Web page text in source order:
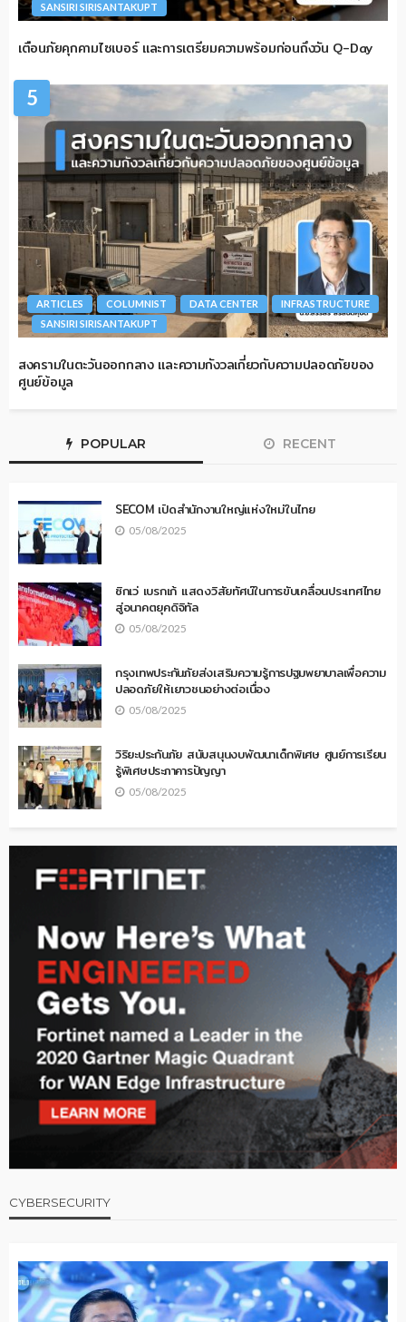
SANSIRI SIRISANTAKUPT
เตือนภัยคุกคามไซเบอร์ และการเตรียมความพร้อมก่อนถึงวัน Q-Day
5
ARTICLES COLUMNIST DATA CENTER
INFRASTRUCTURE
SANSIRI SIRISANTAKUPT
สงครามในตะวันออกกลาง และความกังวลเกี่ยวกับความปลอดภัยของ
ศูนย์ข้อมูล
POPULAR RECENT
SECOM เปิดสำนักงานใหญ่แห่งใหม่ในไทย
05/08/2025
ซิกเว่ เบรกเก้ แสดงวิสัยทัศน์ในการขับเคลื่อนประเทศไทย
สู่อนาคตยุคดิจิทัล
05/08/2025
กรุงเทพประกันภัยส่งเสริมความรู้การปฐมพยาบาลเพื่อความ
ปลอดภัยให้เยาวชนอย่างต่อเนื่อง
05/08/2025
วิริยะประกันภัย สนับสนุนงบพัฒนาเด็กพิเศษ ศูนย์การเรียน
รู้พิเศษประภาคารปัญญา
05/08/2025
CYBERSECURITY